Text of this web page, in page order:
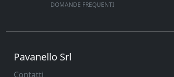
DOMANDE FREQUENTI
Pavanello Srl
Contatti